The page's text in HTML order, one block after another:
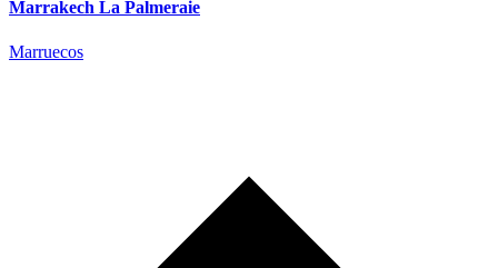
Marrakech La Palmeraie
Marruecos